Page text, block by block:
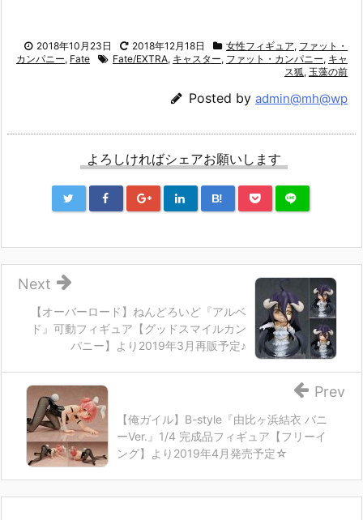
2018年10月23日 2018年12月18日 女性フィギュア, ファット・
カンパニー, Fate Fate/EXTRA, キャスター, ファット・カンパニー, キャ
ス狐, 玉藻の前
Posted by admin@mh@wp
よろしければシェアお願いします
B!
【オーバーロード】ねんどろいど『アルベ
ド』可動フィギュア【グッドスマイルカン
パニー】より2019年3月再販予定♪
Next
【俺ガイル】B-style『由比ヶ浜結衣 バニ
ーVer.』1/4 完成品フィギュア【フリーイ
ング】より2019年4月発売予定☆
Prev